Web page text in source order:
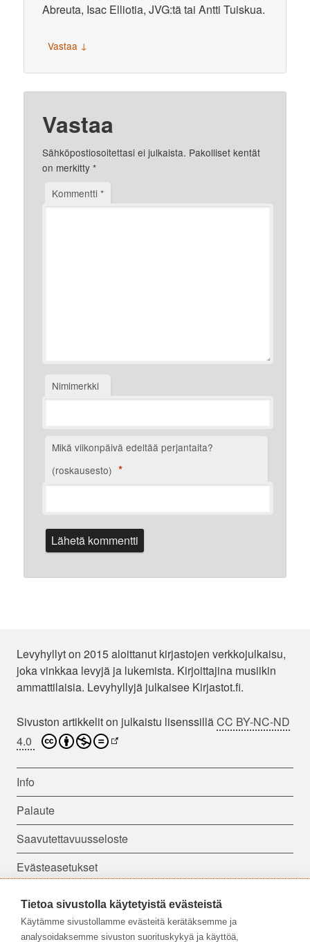
Abreuta, Isac Elliotia, JVG:tä tai Antti Tuiskua.
Vastaa ↓
Vastaa
Sähköpostiosoitettasi ei julkaista. Pakolliset kentät
on merkitty*
Kommentti*
Nimimerkki
Mikä viikonpäivä edeltää perjantaita?
(roskausesto) *
Levyhyllyt on 2015 aloittanut kirjastojen verkkojulkaisu,
joka vinkkaa levyjä ja lukemista. Kirjoittajina musiikin
ammattilaisia. Levyhyllyjä julkaisee Kirjastot.fi.
Sivuston artikkelit on julkaistu lisenssilläCC BY-NC-ND
4.0
Info
Palaute
Saavutettavuusseloste
Evästeasetukset
Seuraa meitä:
Tietoa sivustolla käytetyistä evästeistä
Käytämme sivustollamme evästeitä kerätäksemme ja
analysoidaksemme sivuston suorituskykyä ja käyttöä,